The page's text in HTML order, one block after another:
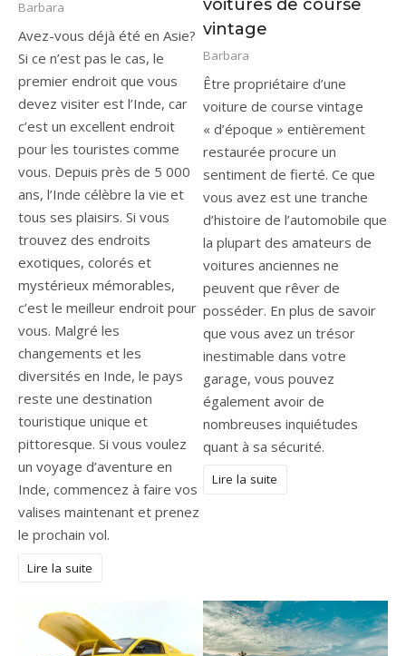
Barbara
Avez-vous déjà été en Asie?
Si ce n’est pas le cas, le
premier endroit que vous
devez visiter est l’Inde, car
c’est un excellent endroit
pour les touristes comme
vous. Depuis près de 5 000
ans, l’Inde célèbre la vie et
tous ses plaisirs. Si vous
trouvez des endroits
exotiques, colorés et
mystérieux mémorables,
c’est le meilleur endroit pour
vous. Malgré les
changements et les
diversités en Inde, le pays
reste une destination
touristique unique et
pittoresque. Si vous voulez
un voyage d’aventure en
Inde, commencez à faire vos
valises maintenant et prenez
le prochain vol.
Lire la suite
voitures de course
vintage
Barbara
Être propriétaire d’une
voiture de course vintage
« d’époque » entièrement
restaurée procure un
sentiment de fierté. Ce que
vous avez est une tranche
d’histoire de l’automobile que
la plupart des amateurs de
voitures anciennes ne
peuvent que rêver de
posséder. En plus de savoir
que vous avez un trésor
inestimable dans votre
garage, vous pouvez
également avoir de
nombreuses inquiétudes
quant à sa sécurité.
Lire la suite